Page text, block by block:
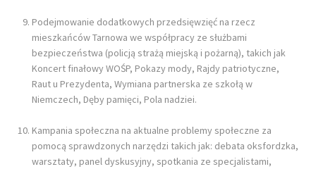
Podejmowanie dodatkowych przedsięwzięć na rzecz
mieszkańców Tarnowa we współpracy ze służbami
bezpieczeństwa (policją strażą miejską i pożarną), takich jak
Koncert finałowy WOŚP, Pokazy mody, Rajdy patriotyczne,
Raut u Prezydenta, Wymiana partnerska ze szkołą w
Niemczech, Dęby pamięci, Pola nadziei.
Kampania społeczna na aktualne problemy społeczne za
pomocą sprawdzonych narzędzi takich jak: debata oksfordzka,
warsztaty, panel dyskusyjny, spotkania ze specjalistami,